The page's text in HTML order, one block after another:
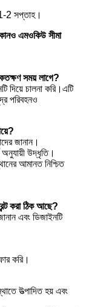
2 সপ্তাহ।
এমওকিউ সীমা
সময় লাগে?
দিয়ে চালনা করি।এটি
পরিবহনও
জানান।
উদ্ধৃতি।
আমানত নিশ্চিত
করা ঠিক আছে?
এবং ডিজাইনটি
করি।
উত্পাদিত হয় এবং